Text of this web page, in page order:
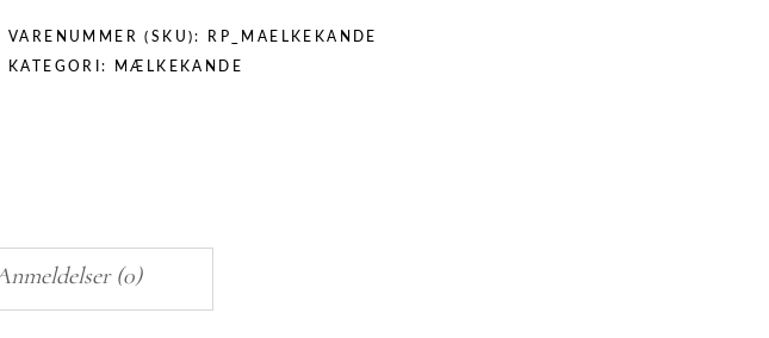
VARENUMMER (SKU): RP_MAELKEKANDE
KATEGORI: MÆLKEKANDE
(0)